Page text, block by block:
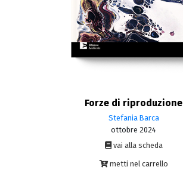
Forze di riproduzione
Stefania Barca
ottobre 2024
vai alla scheda
metti nel carrello